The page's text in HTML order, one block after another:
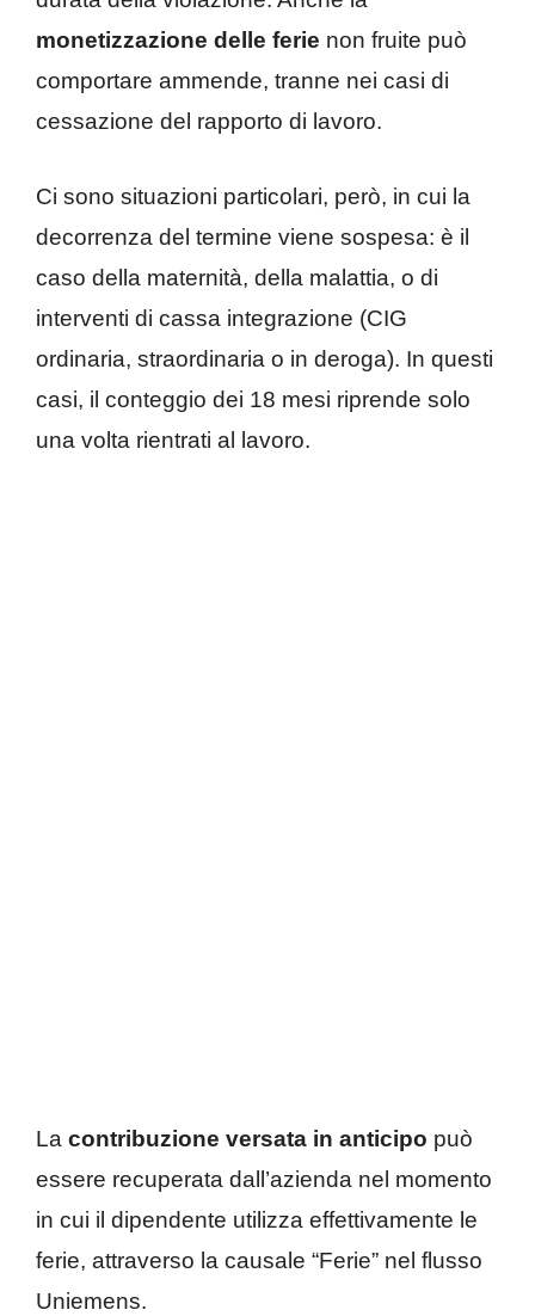
monetizzazione delle ferie non fruite può
comportare ammende, tranne nei casi di
cessazione del rapporto di lavoro.
Ci sono situazioni particolari, però, in cui la
decorrenza del termine viene sospesa: è il
caso della maternità, della malattia, o di
interventi di cassa integrazione (CIG
ordinaria, straordinaria o in deroga). In questi
casi, il conteggio dei 18 mesi riprende solo
una volta rientrati al lavoro.
La contribuzione versata in anticipo può
essere recuperata dall’azienda nel momento
in cui il dipendente utilizza effettivamente le
ferie, attraverso la causale “Ferie” nel flusso
Uniemens.